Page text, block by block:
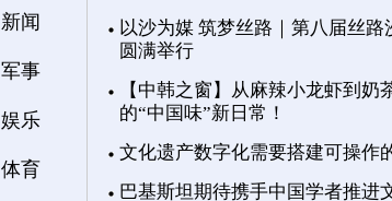
新闻
军事
娱乐
体育
以沙为媒 筑梦丝路｜第八届丝路
圆满举行
【中韩之窗】从麻辣小龙虾到奶
的“中国味”新日常！
文化遗产数字化需要搭建可操作
巴基斯坦期待携手中国学者推进